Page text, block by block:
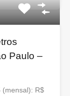
Paulo –
(mensal): R$